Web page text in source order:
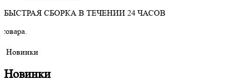
БЫСТРАЯ СБОРКА В ТЕЧЕНИИ 24 ЧАСОВ
Новинки
Новинки